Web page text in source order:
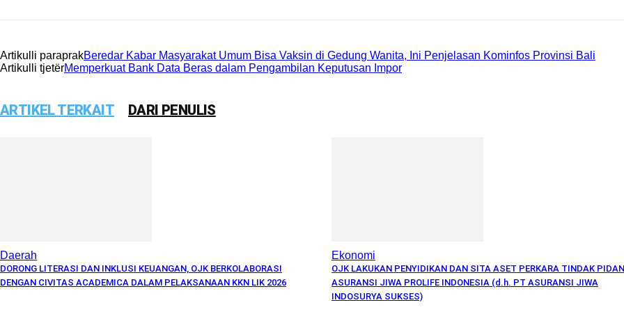
Artikulli paraprakBeredar Kabar Masyarakat Umum Bisa Vaksin di Gedung Wanita, Ini Penjelasan Kominfos Provinsi Bali
Artikulli tjetërMemperkuat Bank Data Beras dalam Pengambilan Keputusan Impor
ARTIKEL TERKAIT DARI PENULIS
Daerah
DORONG LITERASI DAN INKLUSI KEUANGAN, OJK BERKOLABORASI
DENGAN CIVITAS ACADEMICA DALAM PELAKSANAAN KKN LIK 2026
Ekonomi
OJK LAKUKAN PENYIDIKAN DAN SITA ASET PERKARA TINDAK
ASURANSI JIWA PROLIFE INDONESIA (d.h. PT ASURANSI JIWA
INDOSURYA SUKSES)